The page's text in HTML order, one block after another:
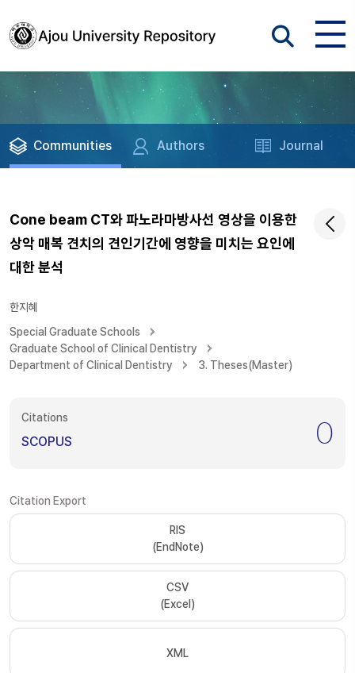
Communities Authors Journal
Cone beam CT와 파노라마방사선 영상을 이용한
상악 매복 견치의 견인기간에 영향을 미치는 요인에
대한 분석
한지혜
Special Graduate Schools
Graduate School of Clinical Dentistry
Department of Clinical Dentistry
3. Theses(Master)
Citations
SCOPUS 0
Citation Export
RIS
(EndNote)
CSV
(Excel)
XML